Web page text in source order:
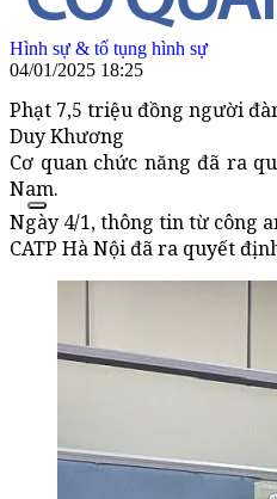
Hình sự & tố tụng hình sự
04/01/2025 18:25
Phạt 7,5 triệu đồng người
Duy Khương
Cơ quan chức năng đã ra
Nam.
Ngày 4/1, thông tin từ công
CATP Hà Nội đã ra quyết